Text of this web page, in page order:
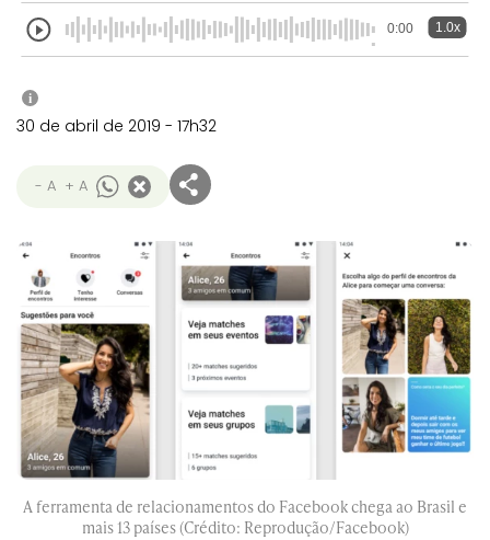
0:00 1.0x
i
30 de abril de 2019 - 17h32
- A + A
A ferramenta de relacionamentos do Facebook chega ao Brasil e
mais 13 países (Crédito: Reprodução/Facebook)